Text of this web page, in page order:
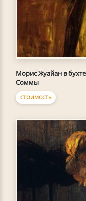
Морис Жуайан в бухте
Соммы
СТОИМОСТЬ